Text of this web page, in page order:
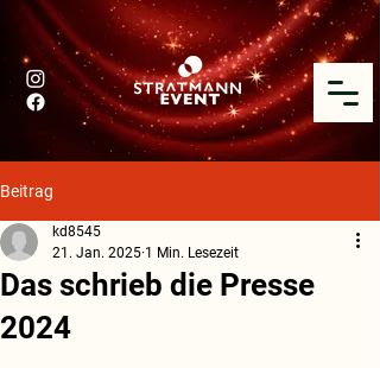
Beitrag
Das schrieb die Presse
2024
kd8545
21. Jan. 2025 1 Min. Lesezeit